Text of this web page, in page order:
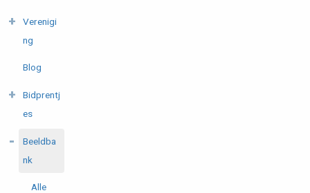
Verenigi
ng
Blog
Bidprentj
es
Beeldba
nk
Alle